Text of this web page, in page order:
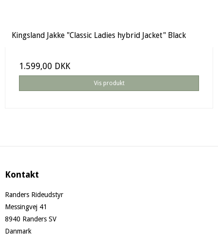
Kingsland Jakke "Classic Ladies hybrid Jacket" Black
1.599,00 DKK
Vis produkt
Kontakt
Randers Rideudstyr
Messingvej 41
8940 Randers SV
Danmark